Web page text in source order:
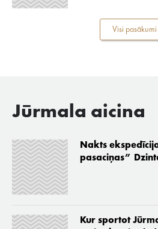
Visi pasākumi
Jūrmala aicina
Nakts
pasaciņas”
Kur sportot